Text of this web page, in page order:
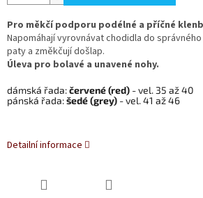
Pro měkčí podporu podélné a příčné
Napomáhají vyrovnávat chodidla do
paty a změkčují došlap.
Úleva pro bolavé a unavené nohy.
dámská řada:červené (red) - vel. 35 až 40
pánská řada:šedé(grey) - vel. 41 až 46
Detailní informace